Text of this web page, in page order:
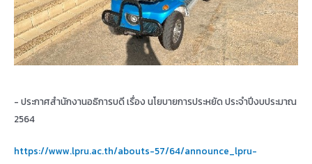
- ประกาศสำนักงานอธิการบดี เรื่อง นโยบายการประหยัด ประจำปีงบประมาณ
2564
https://www.lpru.ac.th/abouts-57/64/announce_lpru-